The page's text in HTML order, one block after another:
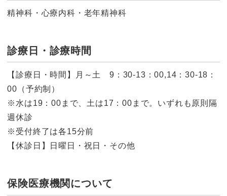
精神科・心療内科・老年精神科
診療日・診療時間
【診療日・時間】月～土 9：30-13：00,14：30-18：
00（予約制）
※水は19：00まで、土は17：00まで。いずれも原則隔
週休診
※受付終了は各15分前
【休診日】日曜日・祝日・その他
保険医療機関について